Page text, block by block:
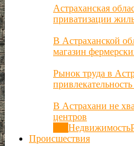
Астраханская
приватизации
В Астраханской
магазин
Рынок труда в
В Астрахани не
центров
Недвижимость
Происшествия